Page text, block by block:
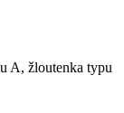
A, žloutenka typu